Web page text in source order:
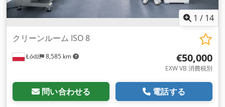
1 / 14
Łódź 8,585 km
クリーンルーム ISO 8
€50,000
EXW VB 消費税別
問い合わせる 電話する